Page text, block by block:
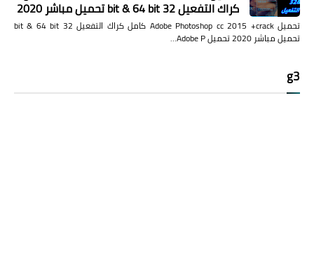
كراك التفعيل 32 bit & 64 bit تحميل مباشر 2020
تحميل Adobe Photoshop cc 2015 +crack كامل كراك التفعيل 32 bit & 64 bit
تحميل مباشر 2020 تحميل Adobe P…
g3